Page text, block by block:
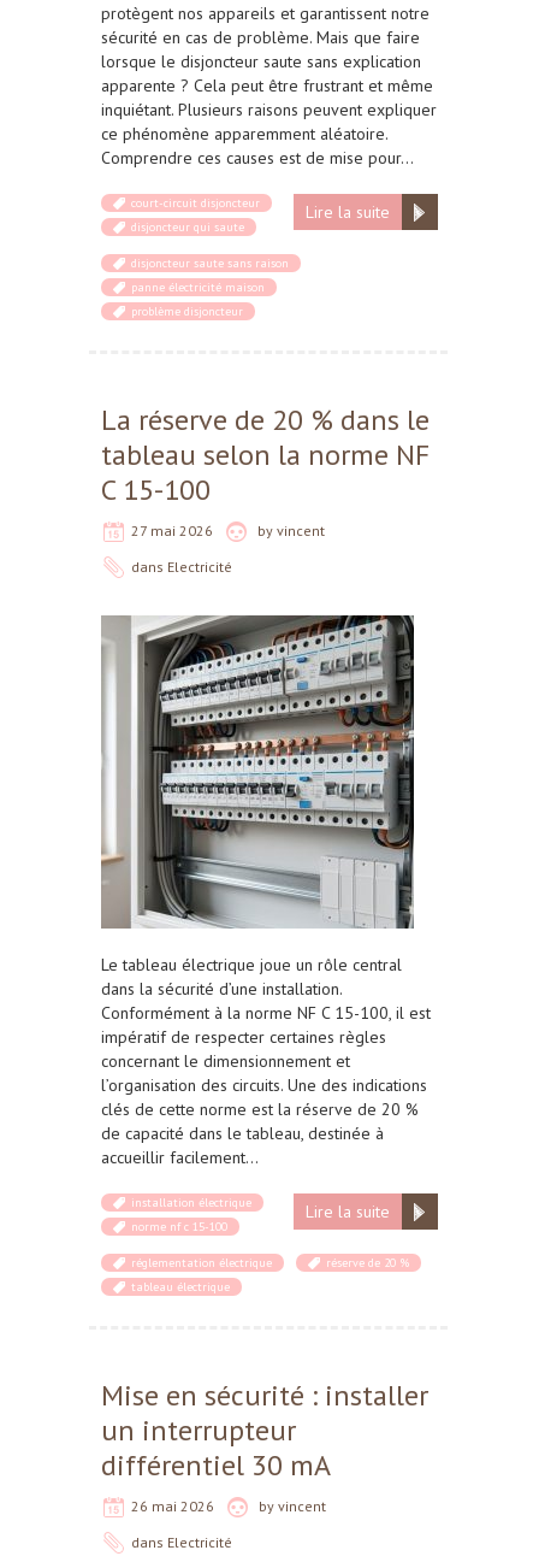
protègent nos appareils et garantissent notre
sécurité en cas de problème. Mais que faire
lorsque le disjoncteur saute sans explication
apparente ? Cela peut être frustrant et même
inquiétant. Plusieurs raisons peuvent expliquer
ce phénomène apparemment aléatoire.
Comprendre ces causes est de mise pour…
Lire la suite
court-circuit disjoncteur
disjoncteur qui saute
disjoncteur saute sans raison
panne électricité maison
problème disjoncteur
La réserve de 20 % dans le
tableau selon la norme NF
C 15-100
27 mai 2026 by vincent
dans Electricité
Le tableau électrique joue un rôle central
dans la sécurité d’une installation.
Conformément à la norme NF C 15-100, il est
impératif de respecter certaines règles
concernant le dimensionnement et
l’organisation des circuits. Une des indications
clés de cette norme est la réserve de 20 %
de capacité dans le tableau, destinée à
accueillir facilement…
Lire la suite
installation électrique
norme nf c 15-100
réglementation électrique
réserve de 20 %
tableau électrique
Mise en sécurité : installer
un interrupteur
différentiel 30 mA
26 mai 2026 by vincent
dans Electricité